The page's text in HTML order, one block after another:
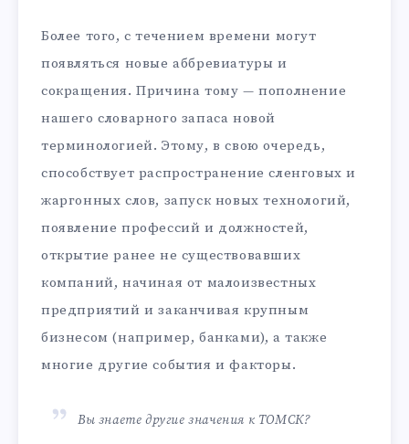
Более того, с течением времени могут
появляться новые аббревиатуры и
сокращения. Причина тому — пополнение
нашего словарного запаса новой
терминологией. Этому, в свою очередь,
способствует распространение сленговых и
жаргонных слов, запуск новых технологий,
появление профессий и должностей,
открытие ранее не существовавших
компаний, начиная от малоизвестных
предприятий и заканчивая крупным
бизнесом (например, банками), а также
многие другие события и факторы.
Вы знаете другие значения к ТОМСК?